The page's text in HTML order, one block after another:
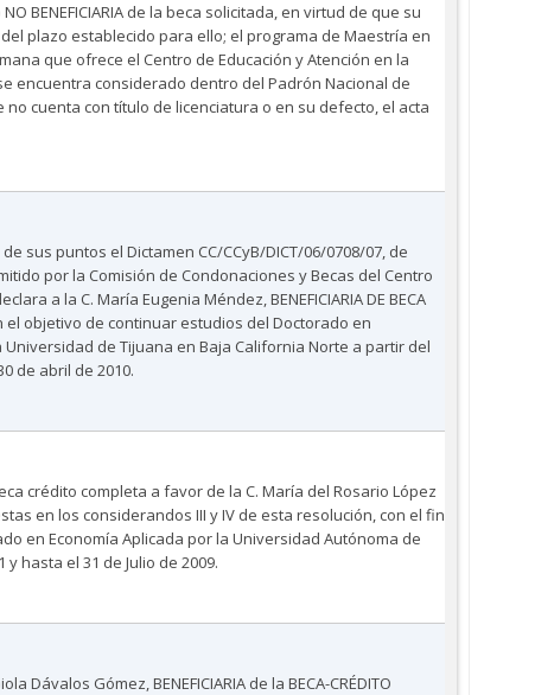
BENEFICIARIA de la beca solicitada, en virtud de que su
plazo establecido para ello; el programa de Maestría en
que ofrece el Centro de Educación y Atención en la
encuentra considerado dentro del Padrón Nacional de
cuenta con título de licenciatura o en su defecto, el acta
sus puntos el Dictamen CC/CCyB/DICT/06/0708/07, de
por la Comisión de Condonaciones y Becas del Centro
a la C. María Eugenia Méndez, BENEFICIARIA DE BECA
el objetivo de continuar estudios del Doctorado en
de Tijuana en Baja California Norte a partir del
de abril de 2010.
crédito completa a favor de la C. María del Rosario López
en los considerandos III y IV de esta resolución, con el fin
en Economía Aplicada por la Universidad Autónoma de
hasta el 31 de Julio de 2009.
Dávalos Gómez, BENEFICIARIA de la BECA-CRÉDITO